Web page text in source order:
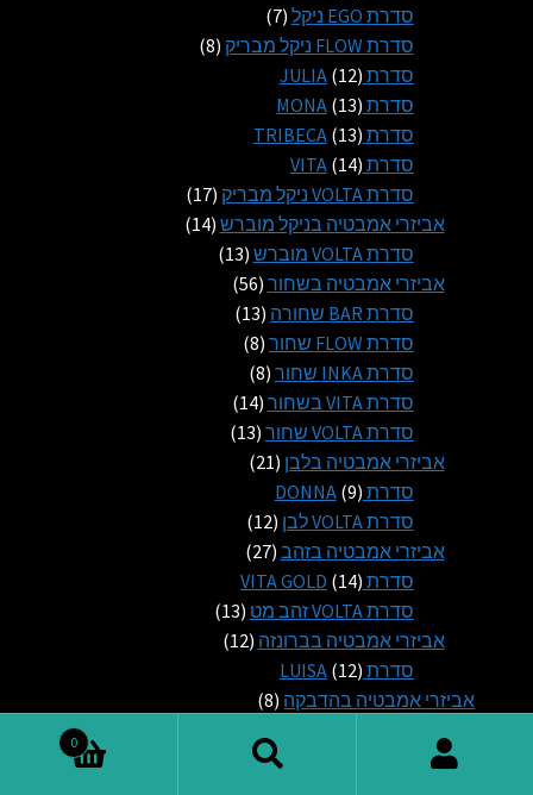
מוצרים סדרת EGO ניקל 7
7
מוצרים
סדרת FLOW ניקל מבריק 8
8
סדרת JULIA 12
12
מוצרים סדרת MONA 13
13
מוצרים סדרת TRIBECA 13
13
מוצרים סדרת VITA 14
14
מוצרים סדרת VOLTA ניקל מבריק 17
17
מוצרים
אביזרי אמבטיה בניקל מוברש 14
14
סדרת VOLTA מוברש 13
13
אביזרי אמבטיה בשחור 56
56
מוצרים
סדרת BAR שחורה 13
13
סדרת FLOW שחור 8
8
מוצרים
סדרת INKA שחור 8
8
מוצרים
סדרת VITA בשחור 14
14
מוצרים
סדרת VOLTA שחור 13
13
אביזרי אמבטיה בלבן 21
21
סדרת DONNA 9
9
מוצרים סדרת VOLTA לבן 12
12
מוצרים
אביזרי אמבטיה בזהב 27
27
מוצרים
סדרת VITA GOLD 14
14
מוצרים סדרת VOLTA זהב מט 13
13
אביזרי אמבטיה בברונזה 12
12
סדרת LUISA 12
12
מוצרים
אביזרי אמבטיה בהדבקה 8
8
0